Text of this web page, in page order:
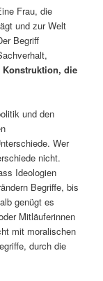
Frau, die
und zur Welt
Begriff
die
und den
Wer
nicht.
Ideologien
Begriffe, bis
genügt es
Mitläuferinnen
mit moralischen
durch die